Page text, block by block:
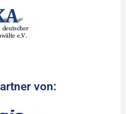
von: